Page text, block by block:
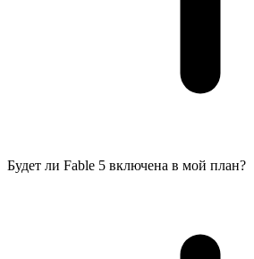
Будет ли Fable 5 включена в мой план?